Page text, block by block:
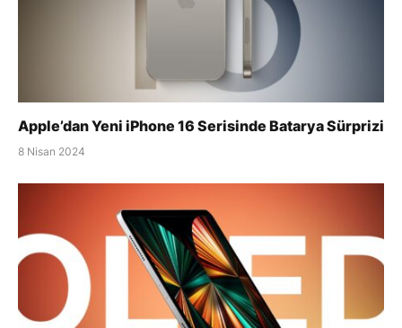
Apple’dan Yeni iPhone 16 Serisinde Batarya Sürprizi
8 Nisan 2024